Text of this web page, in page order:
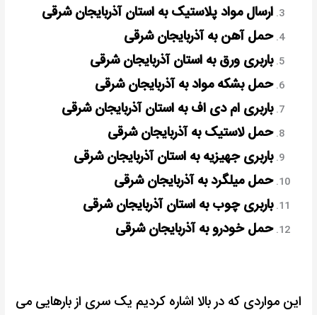
ارسال مواد پلاستیک به استان آذربایجان شرقی
حمل آهن به آذربایجان شرقی
باربری ورق به استان آذربایجان شرقی
حمل بشکه مواد به آذربایجان شرقی
باربری ام دی اف به استان آذربایجان شرقی
حمل لاستیک به آذربایجان شرقی
باربری جهیزیه به استان آذربایجان شرقی
حمل میلگرد به آذربایجان شرقی
باربری چوب به استان آذربایجان شرقی
حمل خودرو به آذربایجان شرقی
این مواردی که در بالا اشاره کردیم یک سری از بارهایی می